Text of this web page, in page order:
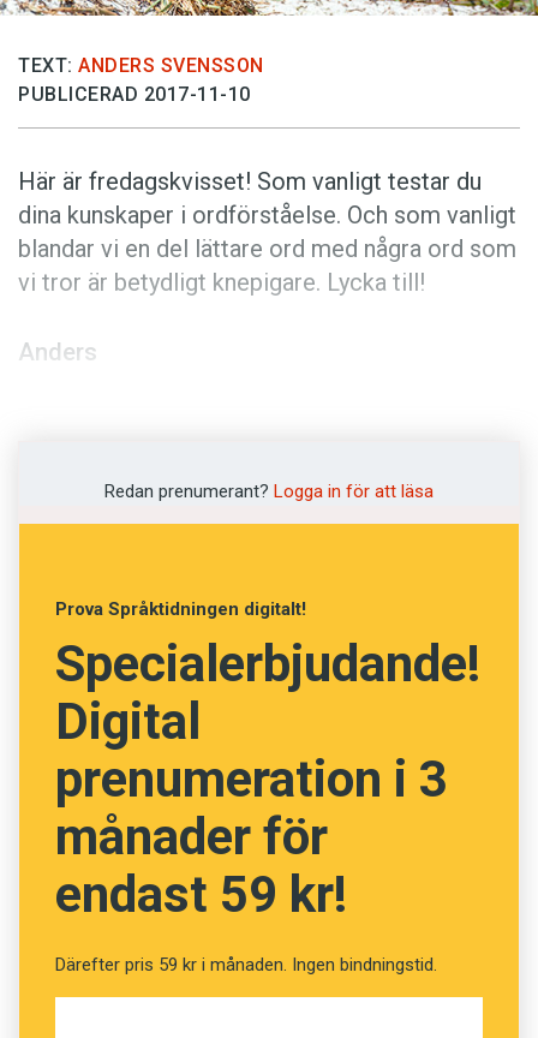
Föreslå nyord
Annonsera
Prenumerera
Press
TEXT: ANDERS SVENSSON
PUBLICERAD 2017-11-10
Här är fredagskvisset! Som vanligt testar du
dina kunskaper i ordförståelse. Och som vanligt
blandar vi en del lättare ord med några ord som
vi tror är betydligt knepigare. Lycka till!
Anders
Vad betyder orden? (Kviss
Fråga13av24
Otidig
Oförskämd
Föråldrad
Morgonpigg
Kvällstrött
Redan prenumerant? Logga in för att läsa
Prova Språktidningen digitalt!
Specialerbjudande!
Digital
prenumeration i 3
månader för
endast 59 kr!
Därefter pris 59 kr i månaden. Ingen bindningstid.